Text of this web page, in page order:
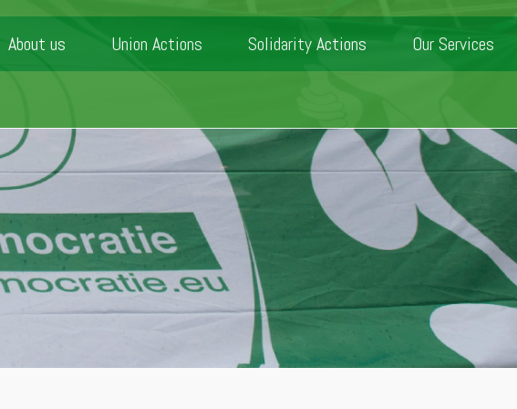
About us Union Actions Solidarity Actions Our Services